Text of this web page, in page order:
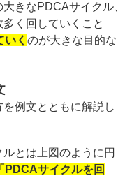
きなPDCAサイクル、
く回していくこと
く のが大きな目的な
例文とともに解説し
とは上図のように円
「PDCAサイクルを回